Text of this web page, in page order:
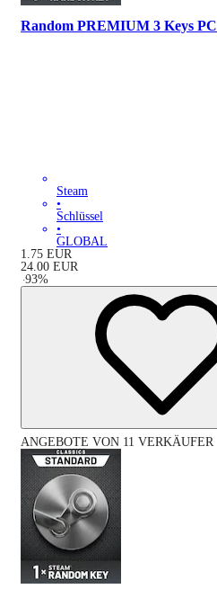
Random PREMIUM 3 Keys PC
Steam
•
Schlüssel
•
GLOBAL
1.75 EUR
24.00 EUR
-93%
ANGEBOTE VON 11 VERKÄUFER